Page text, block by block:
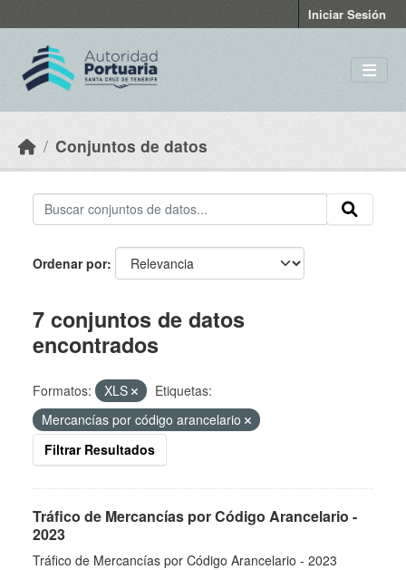
Iniciar Sesión
Conjuntos de datos
Ordenar por
7 conjuntos de datos
encontrados
Formatos: XLS
Etiquetas:
Mercancías por código arancelario
Filtrar Resultados
Tráfico de Mercancías por Código Arancelario -
2023
Tráfico de Mercancías por Código Arancelario - 2023